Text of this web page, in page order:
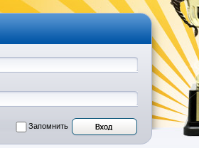
Запомнить